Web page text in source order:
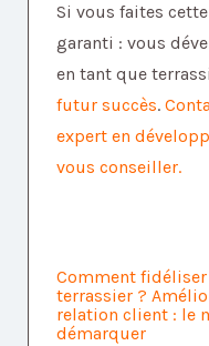
Si vous faites
garanti : vous
en tant que
futur succès.
expert en
vous conseiller.
Comment
terrassier ?
relation client : le
démarquer